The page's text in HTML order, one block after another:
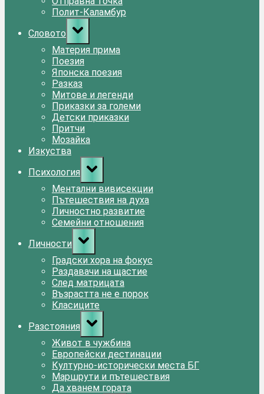
Полит-Каламбур
Словото
Toggle
sub-
menu
Материя прима
Поезия
Японска поезия
Разказ
Митове и легенди
Приказки за големи
Детски приказки
Притчи
Мозайка
Изкуства
Психология
Toggle
sub-
menu
Ментални вивисекции
Пътешествия на духа
Личностно развитие
Семейни отношения
Личности
Toggle
sub-
menu
Градски хора на фокус
Раздавачи на щастие
След матрицата
Възрастта не е порок
Класиците
Разстояния
Toggle
sub-
menu
Живот в чужбина
Европейски дестинации
Културно-исторически места БГ
Маршрути и пътешествия
Да хванем гората